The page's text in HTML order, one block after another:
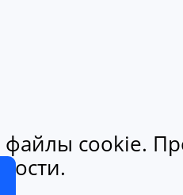
cookie.